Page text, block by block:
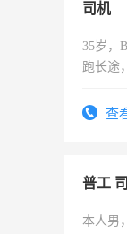
司机
35岁，
跑长途
查
普工
本人男